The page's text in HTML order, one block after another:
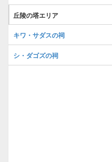
丘陵の塔エリア
キワ・サダスの祠
シ・ダゴズの祠